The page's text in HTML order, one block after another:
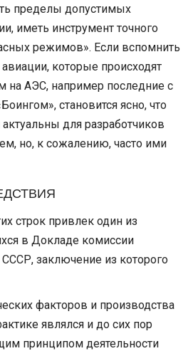
пределы допустимых
иметь инструмент точного
режимов». Если вспомнить
которые происходят
на АЭС, например последние с
становится ясно, что
для разработчиков
но, к сожалению, часто ими
строк привлек один из
в Докладе комиссии
заключение из которого
факторов и производства
являлся и до сих пор
принципом деятельности